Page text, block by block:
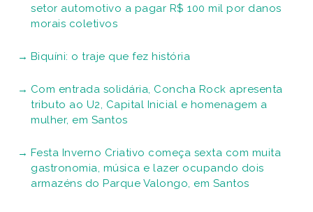
setor automotivo a pagar R$ 100 mil por danos
morais coletivos
Biquíni: o traje que fez história
Com entrada solidária, Concha Rock apresenta
tributo ao U2, Capital Inicial e homenagem a
mulher, em Santos
Festa Inverno Criativo começa sexta com muita
gastronomia, música e lazer ocupando dois
armazéns do Parque Valongo, em Santos